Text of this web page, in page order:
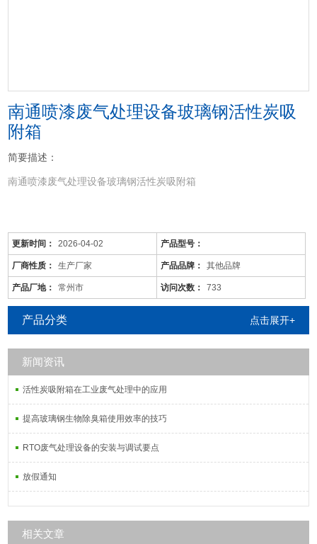
南通喷漆废气处理设备玻璃钢活性炭吸
附箱
简要描述：
南通喷漆废气处理设备玻璃钢活性炭吸附箱
是针对废气及粉尘的一款环保设备。它是利用电力将气体中的粉尘离
子分离出来的除尘设备。有性能稳定、除尘效果好等特点，需要经过
荷电、收集、清灰三个阶段，直流高压电使阴极线附近的空间气体电
离，粉尘等颗粒和点后在电场力作用下移动并沉积在集尘阳极表面，
湿式电除尘器是用电除尘的方法分离气体中的气溶胶和悬浮尘粒。
更新时间： 2026-04-02 产品型号：
厂商性质： 生产厂家 产品品牌： 其他品牌
产品厂地： 常州市 访问次数： 733
产品分类 点击展开+
新闻资讯
活性炭吸附箱在工业废气处理中的应用
提高玻璃钢生物除臭箱使用效率的技巧
RTO废气处理设备的安装与调试要点
放假通知
相关文章